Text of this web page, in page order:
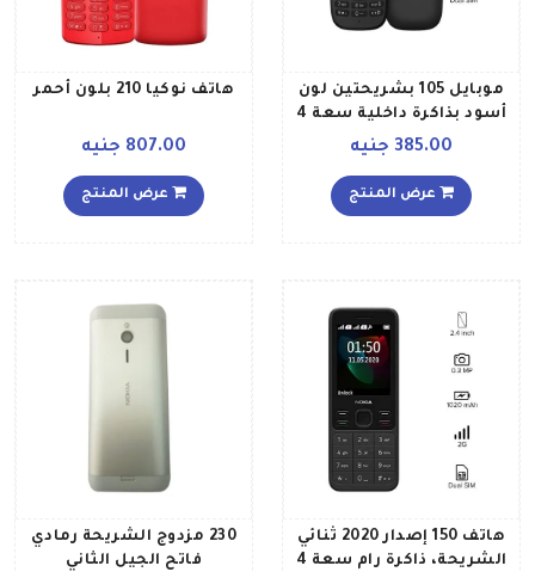
موبايل 105 بشريحتين لون
أسود بذاكرة داخلية سعة 4
ميجابايت يدعم تقنية 2G
385.00 جنيه
عرض المنتج
هاتف نوكيا 210 بلون أحمر
807.00 جنيه
عرض المنتج
هاتف 150 إصدار 2020 ثنائي
الشريحة، ذاكرة رام سعة 4
230 مزدوج الشريحة رمادي
فاتح الجيل الثاني